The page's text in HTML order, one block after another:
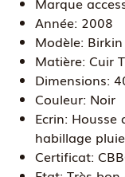
Année: 2008
Modèle:
Matière: Cuir
Dimensions:
Couleur: Noir
Ecrin: Housse
habillage pluie
Certificat: